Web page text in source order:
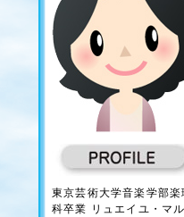
東京芸術大学音楽学部楽
科卒業 リュエイユ・マル